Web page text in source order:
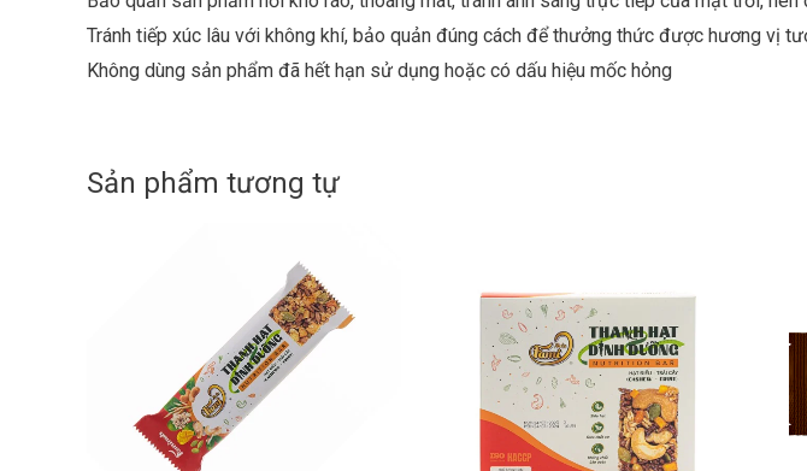
Tránh tiếp xúc lâu với không khí, bảo quản đúng cách để thưởng thức được hương vị
Không dùng sản phẩm đã hết hạn sử dụng hoặc có dấu hiệu mốc hỏng
Sản phẩm tương tự